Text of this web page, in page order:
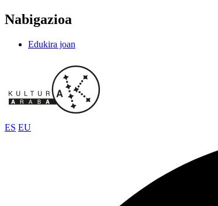
Nabigazioa
Edukira joan
ES EU